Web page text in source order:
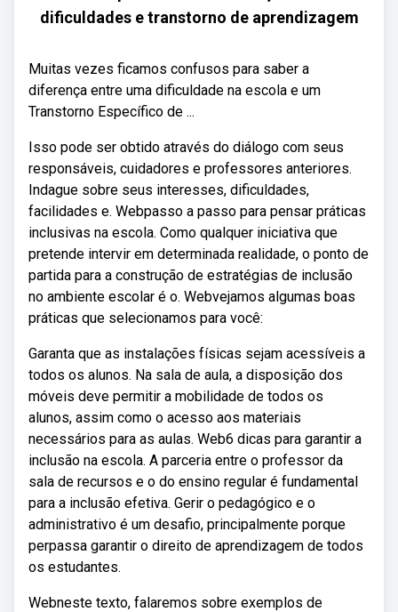
dificuldades e transtorno de aprendizagem
Muitas vezes ficamos confusos para saber a
diferença entre uma dificuldade na escola e um
Transtorno Específico de ...
Isso pode ser obtido através do diálogo com seus
responsáveis, cuidadores e professores anteriores.
Indague sobre seus interesses, dificuldades,
facilidades e. Webpasso a passo para pensar práticas
inclusivas na escola. Como qualquer iniciativa que
pretende intervir em determinada realidade, o ponto de
partida para a construção de estratégias de inclusão
no ambiente escolar é o. Webvejamos algumas boas
práticas que selecionamos para você:
Garanta que as instalações físicas sejam acessíveis a
todos os alunos. Na sala de aula, a disposição dos
móveis deve permitir a mobilidade de todos os
alunos, assim como o acesso aos materiais
necessários para as aulas. Web6 dicas para garantir a
inclusão na escola. A parceria entre o professor da
sala de recursos e o do ensino regular é fundamental
para a inclusão efetiva. Gerir o pedagógico e o
administrativo é um desafio, principalmente porque
perpassa garantir o direito de aprendizagem de todos
os estudantes.
Webneste texto, falaremos sobre exemplos de